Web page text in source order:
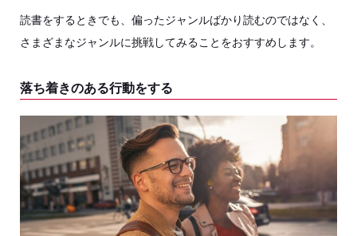
読書をするときでも、偏ったジャンルばかり読むのではなく、
さまざまなジャンルに挑戦してみることをおすすめします。
落ち着きのある行動をする